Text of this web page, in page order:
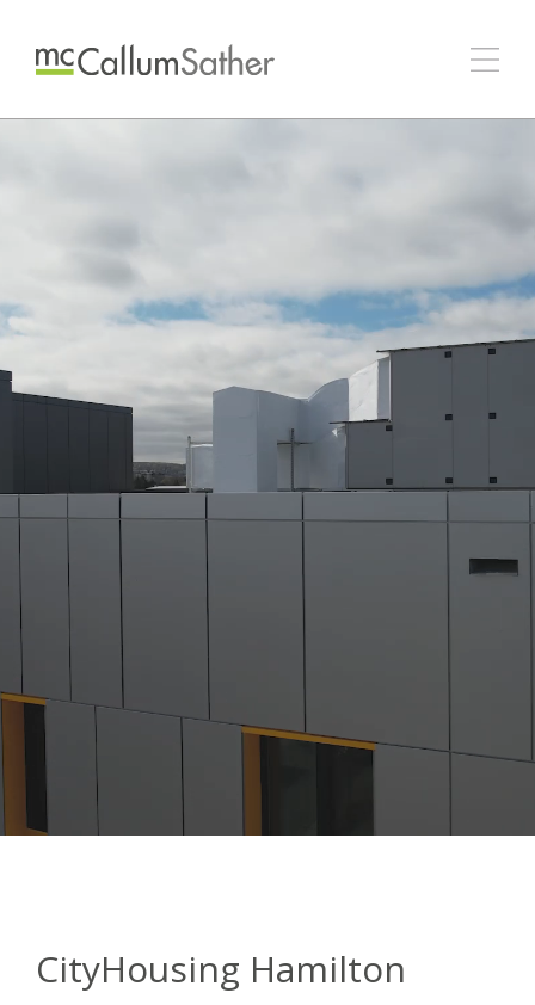
CityHousing Hamilton